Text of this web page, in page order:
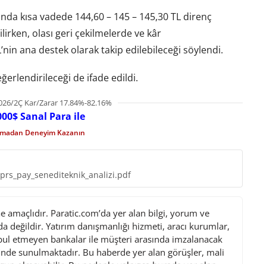
kısa vadede 144,60 – 145 – 145,30 TL direnç
olası geri çekilmelerde ve kâr
ana destek olarak takip edilebileceği söylendi.
de ifade edildi.
2Ç Kar/Zarar 17.84%-82.16%
Sanal Para ile
Deneyim Kazanın
amaçlıdır. Paratic.com’da yer alan bilgi, yorum ve
değildir. Yatırım danışmanlığı hizmeti, aracı kurumlar,
etmeyen bankalar ile müşteri arasında imzalanacak
sunulmaktadır. Bu haberde yer alan görüşler, mali